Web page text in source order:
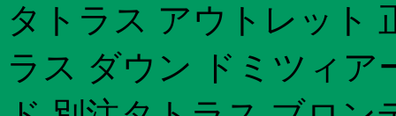
タトラス アウトレット
ラス ダウン ドミツィ